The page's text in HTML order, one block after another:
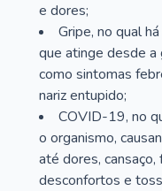
e dores;
Gripe, no qual
que atinge desde
como sintomas
nariz entupido;
COVID-19, no
o organismo,
até dores,
desconfortos e